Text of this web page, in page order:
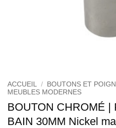
ACCUEIL / BOUTONS ET
MEUBLES MODERNES
BOUTON CHROMÉ |
BAIN 30MM Nickel